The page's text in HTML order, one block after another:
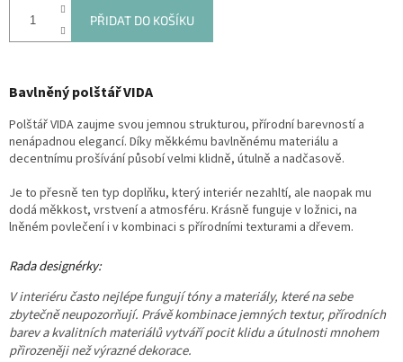
PŘIDAT DO KOŠÍKU
Bavlněný polštář VIDA
Polštář VIDA zaujme svou jemnou strukturou, přírodní barevností a
nenápadnou elegancí. Díky měkkému bavlněnému materiálu a
decentnímu prošívání působí velmi klidně, útulně a nadčasově.
Je to přesně ten typ doplňku, který interiér nezahltí, ale naopak mu
dodá měkkost, vrstvení a atmosféru. Krásně funguje v ložnici, na
lněném povlečení i v kombinaci s přírodními texturami a dřevem.
Rada designérky:
V interiéru často nejlépe fungují tóny a materiály, které na sebe
zbytečně neupozorňují. Právě kombinace jemných textur, přírodních
barev a kvalitních materiálů vytváří pocit klidu a útulnosti mnohem
přirozeněji než výrazné dekorace.